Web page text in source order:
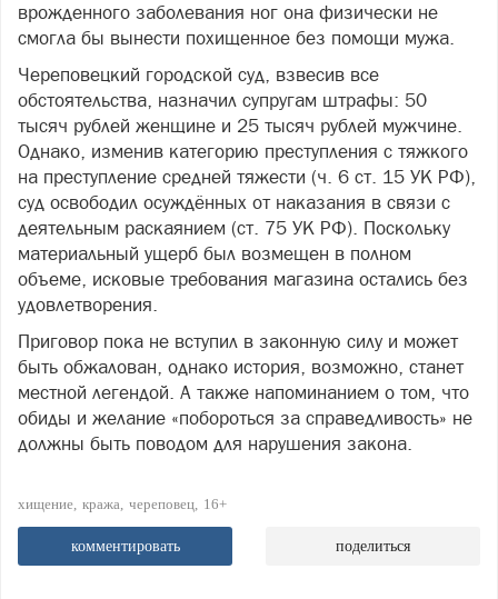
врожденного заболевания ног она физически не
смогла бы вынести похищенное без помощи мужа.
Череповецкий городской суд, взвесив все
обстоятельства, назначил супругам штрафы: 50
тысяч рублей женщине и 25 тысяч рублей мужчине.
Однако, изменив категорию преступления с тяжкого
на преступление средней тяжести (ч. 6 ст. 15 УК РФ),
суд освободил осуждённых от наказания в связи с
деятельным раскаянием (ст. 75 УК РФ). Поскольку
материальный ущерб был возмещен в полном
объеме, исковые требования магазина остались без
удовлетворения.
Приговор пока не вступил в законную силу и может
быть обжалован, однако история, возможно, станет
местной легендой. А также напоминанием о том, что
обиды и желание «побороться за справедливость» не
должны быть поводом для нарушения закона.
хищение кража череповец 16+
комментировать поделиться